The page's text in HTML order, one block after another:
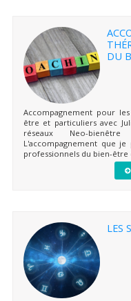
DU
Accompagnement pour
être et particuliers avec
réseaux Neo-
L'accompagnement que
professionnels du bien-être
LES